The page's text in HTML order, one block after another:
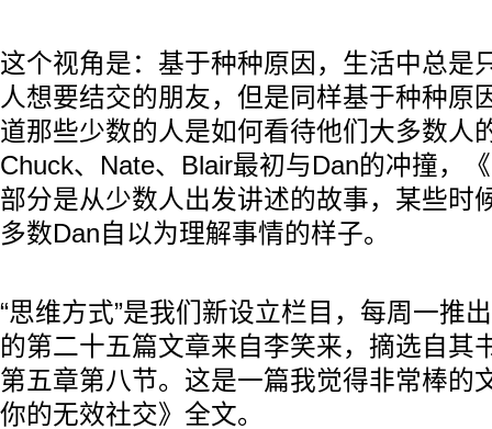
这个视角是：基于种种原因，生活中总是
人想要结交的朋友，但是同样基于种种原
道那些少数的人是如何看待他们大多数人
Chuck、Nate、Blair最初与Dan的冲撞，
部分是从少数人出发讲述的故事，某些时
多数Dan自以为理解事情的样子。
“思维方式”是我们新设立栏目，每周一推
的第二十五篇文章来自李笑来，摘选自其
第五章第八节。这是一篇我觉得非常棒的
你的无效社交》全文。